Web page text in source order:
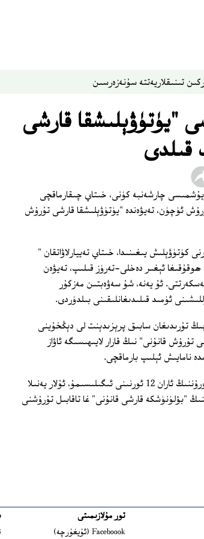
تىنىقلاريەتتە سۇنەزەرسىن
"يۈتۈۋېلىشقا قارشى
قىلدى
چارشەنبە كۈنى، خىتاي چىقارماقچى
ئۈچۈن، تەيۋەندە "يۈتۈۋېلىشقا قارشى تۇرۇش
يىغىنىدا، خىتاي تەييارلاۋاتقان "
ئېغىر دەخلى-تەرۈز قىلىپ، تەيۋەن
ئۇ يەنە، شۇ سەۋەبتىن مەزكۇر
ئۈمىد قىلىدىغانلىقىنى بىلدۈردى.
تۇرىدىغان سابىق پرېزىدېنت لى دېڭخۇينى
تۇرۇش قانۇنى" نىڭ قارار لايىھىسىگە ئاۋاز
تەيۋەن ئىتتىپاق ئۇيۇشمىسى تەيۋەن پارلامېنتىدىكى 225 ئورۇننىڭ ئاران 12 ئورنىنى ئىگىلىسىمۇ، ئۇلار يەنىلا
"بۆلۈنۈشكە قارشى قانۇنى" غا تاقابىل تۇرۇشنى
تور مۇلازىمىتى
Faceboook (ئۇيغۇرچە)
in new window